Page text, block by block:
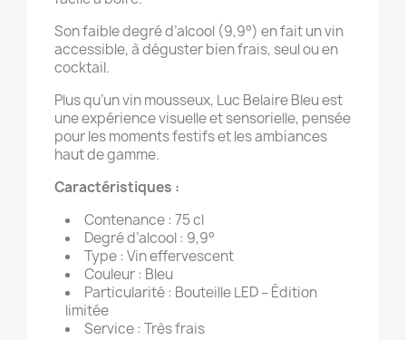
Son faible degré d’alcool (9,9°) en fait un vin
accessible, à déguster bien frais, seul ou en
cocktail.
Plus qu’un vin mousseux, Luc Belaire Bleu est
une expérience visuelle et sensorielle, pensée
pour les moments festifs et les ambiances
haut de gamme.
Caractéristiques :
Contenance : 75 cl
Degré d’alcool : 9,9°
Type : Vin effervescent
Couleur : Bleu
Particularité : Bouteille LED – Édition
limitée
Service : Très frais